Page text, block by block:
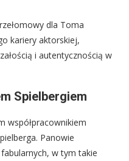
dla Toma
kariery aktorskiej,
i autentycznością w
Spielbergiem
współpracownikiem
Panowie
w tym takie